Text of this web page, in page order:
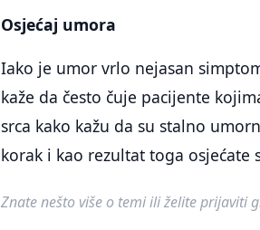
Osjećaj umora
Iako je umor vrlo nejasan
kaže da često čuje pacijente
srca kako kažu da su stalno
korak i kao rezultat toga osjećate
Znate nešto više o temi ili želite prijaviti